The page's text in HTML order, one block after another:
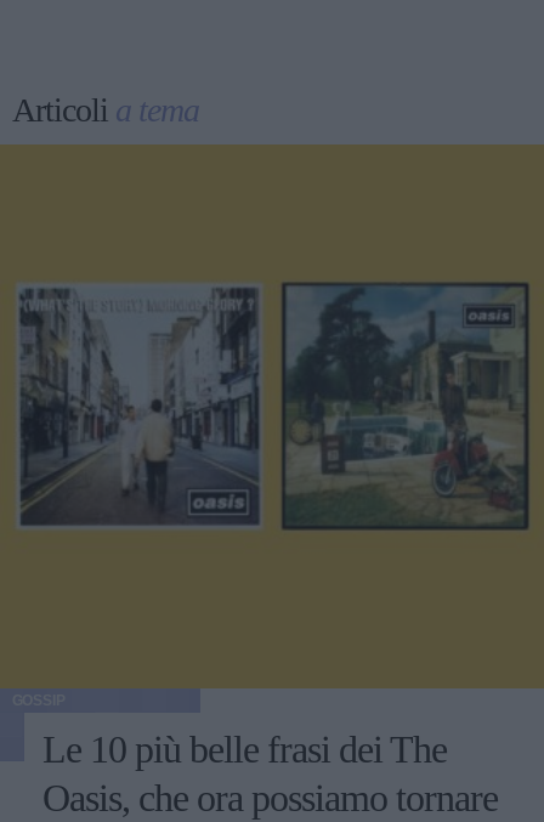
Articoli a tema
Le 10 più belle frasi dei The
Oasis, che ora possiamo tornare